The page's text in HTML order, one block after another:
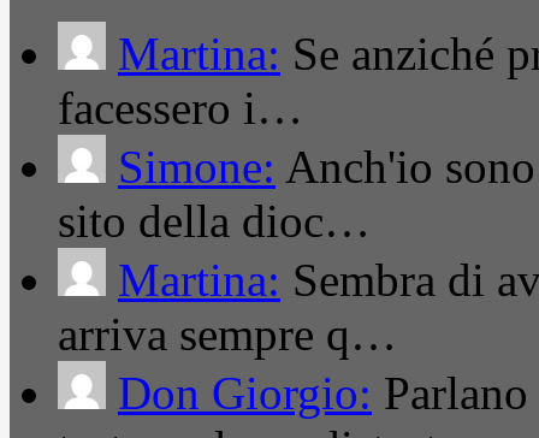
Martina: Se anziché
facessero i…
Simone: Anch'io
sito della dioc…
Martina: Sembra di
arriva sempre q…
Don Giorgio: